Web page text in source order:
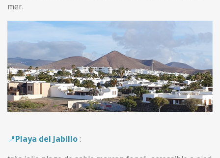
mer.
📍Playa del Jabillo: